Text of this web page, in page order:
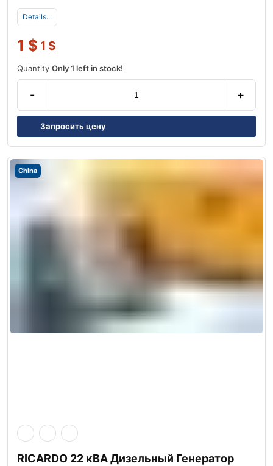
Details...
1 $ 1 $
Quantity Only 1 left in stock!
- +
Запросить цену
China
RICARDO 22 кВА Дизельный Генератор